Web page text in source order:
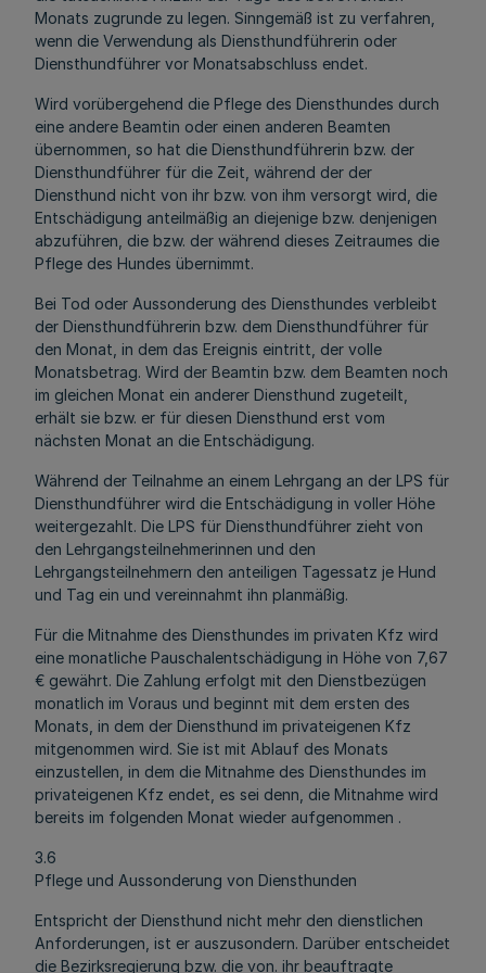
Monats zugrunde zu legen. Sinngemäß ist zu verfahren,
wenn die Verwendung als Diensthundführerin oder
Diensthundführer vor Monatsabschluss endet.
Wird vorübergehend die Pflege des Diensthundes durch
eine andere Beamtin oder einen anderen Beamten
übernommen, so hat die Diensthundführerin bzw. der
Diensthundführer für die Zeit, während der der
Diensthund nicht von ihr bzw. von ihm versorgt wird, die
Entschädigung anteilmäßig an diejenige bzw. denjenigen
abzuführen, die bzw. der während dieses Zeitraumes die
Pflege des Hundes übernimmt.
Bei Tod oder Aussonderung des Diensthundes verbleibt
der Diensthundführerin bzw. dem Diensthundführer für
den Monat, in dem das Ereignis eintritt, der volle
Monatsbetrag. Wird der Beamtin bzw. dem Beamten noch
im gleichen Monat ein anderer Diensthund zugeteilt,
erhält sie bzw. er für diesen Diensthund erst vom
nächsten Monat an die Entschädigung.
Während der Teilnahme an einem Lehrgang an der LPS für
Diensthundführer wird die Entschädigung in voller Höhe
weitergezahlt. Die LPS für Diensthundführer zieht von
den Lehrgangsteilnehmerinnen und den
Lehrgangsteilnehmern den anteiligen Tagessatz je Hund
und Tag ein und vereinnahmt ihn planmäßig.
Für die Mitnahme des Diensthundes im privaten Kfz wird
eine monatliche Pauschalentschädigung in Höhe von 7,67
€ gewährt. Die Zahlung erfolgt mit den Dienstbezügen
monatlich im Voraus und beginnt mit dem ersten des
Monats, in dem der Diensthund im privateigenen Kfz
mitgenommen wird. Sie ist mit Ablauf des Monats
einzustellen, in dem die Mitnahme des Diensthundes im
privateigenen Kfz endet, es sei denn, die Mitnahme wird
bereits im folgenden Monat wieder aufgenommen .
3.6
Pflege und Aussonderung von Diensthunden
Entspricht der Diensthund nicht mehr den dienstlichen
Anforderungen, ist er auszusondern. Darüber entscheidet
die Bezirksregierung bzw. die von. ihr beauftragte